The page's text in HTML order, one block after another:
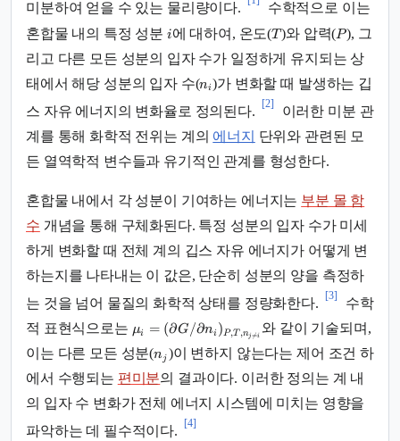
미분하여 얻을 수 있는 물리량이다.
수학적으로 이는
혼합물 내의 특정 성분 i에 대하여, 온도(T )와 압력(P), 그
리고 다른 모든 성분의 입자 수가 일정하게 유지되는 상
태에서 해당 성분의 입자 수(ni)가 변화할 때 발생하는 깁
스 자유 에너지의 변화율로 정의된다.
[2]
이러한 미분 관
계를 통해 화학적 전위는 계의 에너지
단위와 관련된 모
든 열역학적 변수들과 유기적인 관계를 형성한다.
혼합물 내에서 각 성분이 기여하는 에너지는 부분 몰 함
수 개념을 통해 구체화된다. 특정 성분의 입자 수가 미세
하게 변화할 때 전체 계의 깁스 자유 에너지가 어떻게 변
하는지를 나타내는 이 값은, 단순히 성분의 양을 측정하
는 것을 넘어 물질의 화학적 상태를 정량화한다.
[3]
수학
적 표현식으로는 μi = (∂G/∂ni ) P,T,nj
=i 와 같이 기술되며,
이는 다른 모든 성분(n j )이 변하지 않는다는 제어 조건 하
에서 수행되는 편미분의 결과이다. 이러한 정의는 계 내
의 입자 수 변화가 전체 에너지 시스템에 미치는 영향을
파악하는 데 필수적이다.
[4]